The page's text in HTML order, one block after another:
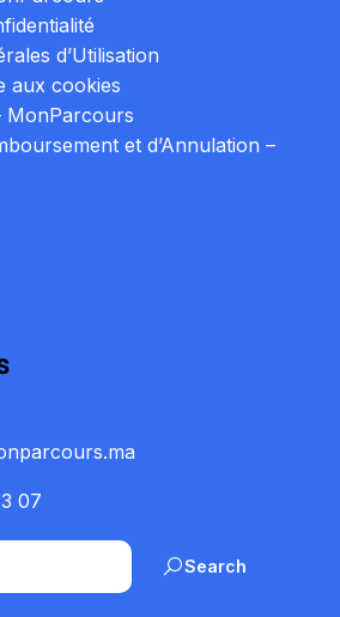
d’Utilisation
aux cookies
MonParcours
et d’Annulation –
07
Search